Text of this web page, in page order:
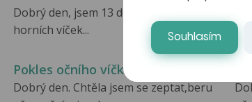
Dobrý den, jsem 13 den po operaci
horních víček...
Pokles očního víčka
Dobrý den. Chtěla jsem se zeptat,beru
Souhlasím